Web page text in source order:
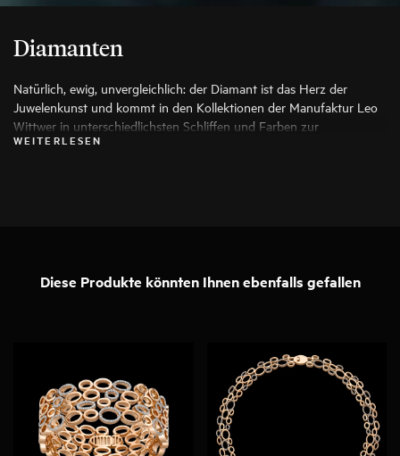
Diamanten
Natürlich, ewig, unvergleichlich: der Diamant ist das Herz der
Juwelenkunst und kommt in den Kollektionen der Manufaktur Leo
Wittwer in unterschiedlichsten Schliffen und Farben zur
Anwendung, die seine Schönheit auf die Spitze treiben. Es werden
WEITERLESEN
Diese Produkte könnten Ihnen ebenfalls gefallen